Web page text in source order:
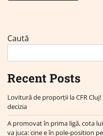
Caută
Recent Posts
Lovitură de proporții la CFR
decizia
A promovat în prima ligă, cota
va juca: cine e în pole-position